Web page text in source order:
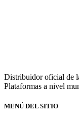
Distribuidor oficial de
Plataformas a nivel
MENÚ DEL SITIO